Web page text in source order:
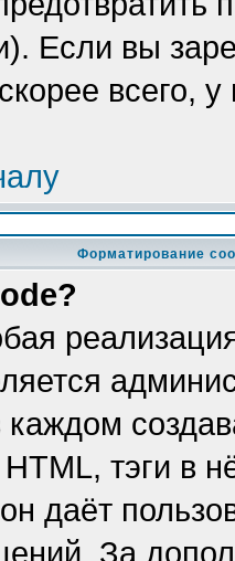
Если вы
всего,
Форматирование
каждом
тэги в
даёт
За